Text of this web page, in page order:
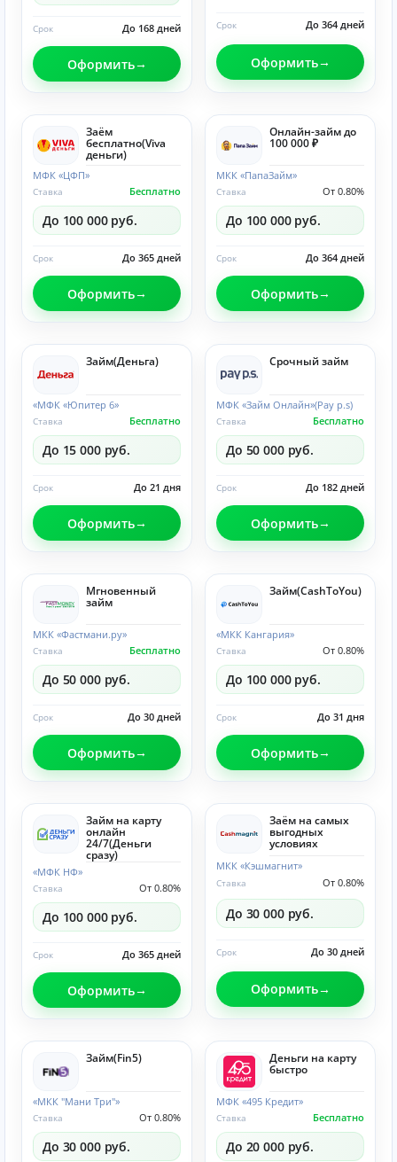
До 168 дней
Срок
Оформить
До 364 дней
Срок
Оформить
Заём
бесплатно(Viva
деньги)
МФК «ЦФП»
Бесплатно
Ставка
До 100 000 руб.
До 365 дней
Срок
Оформить
Онлайн-займ до
100 000 ₽
МКК «ПапаЗайм»
От 0.80%
Ставка
До 100 000 руб.
До 364 дней
Срок
Оформить
Займ(Деньга)
«МФК «Юпитер 6»
Бесплатно
Ставка
До 15 000 руб.
До 21 дня
Срок
Оформить
Срочный займ
МФК «Займ Онлайн»(Pay p.s)
Бесплатно
Ставка
До 50 000 руб.
До 182 дней
Срок
Оформить
Мгновенный
займ
МКК «Фастмани.ру»
Бесплатно
Ставка
До 50 000 руб.
До 30 дней
Срок
Оформить
Займ(CashToYou)
«МКК Кангария»
От 0.80%
Ставка
До 100 000 руб.
До 31 дня
Срок
Оформить
Займ на карту
онлайн
24/7(Деньги
сразу)
«МФК НФ»
От 0.80%
Ставка
До 100 000 руб.
До 365 дней
Срок
Оформить
Заём на самых
выгодных
условиях
МКК «Кэшмагнит»
От 0.80%
Ставка
До 30 000 руб.
До 30 дней
Срок
Оформить
Займ(Fin5)
«МКК "Мани Три"»
От 0.80%
Ставка
До 30 000 руб.
Деньги на карту
быстро
МФК «495 Кредит»
Бесплатно
Ставка
До 20 000 руб.